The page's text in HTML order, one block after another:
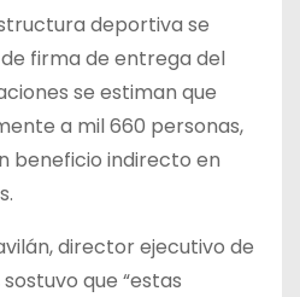
deportiva se
firma de entrega del
se estiman que
a mil 660 personas,
beneficio indirecto en
director ejecutivo de
que “estas